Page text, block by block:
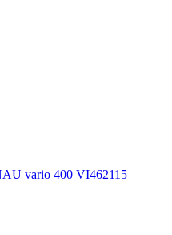
vario 400 VI462115